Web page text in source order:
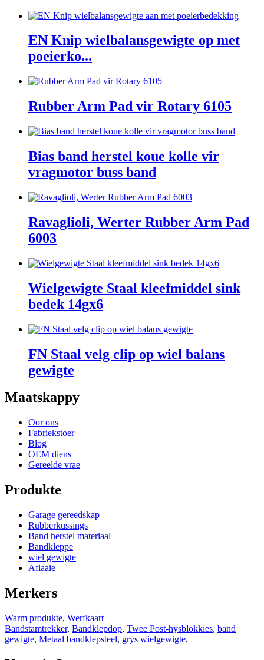
EN Knip wielbalansgewigte op met
poeierko...
Rubber Arm Pad vir Rotary 6105
Bias band herstel koue kolle vir
vragmotor buss band
Ravaglioli, Werter Rubber Arm Pad
6003
Wielgewigte Staal kleefmiddel sink
bedek 14gx6
FN Staal velg clip op wiel balans
gewigte
Maatskappy
Oor ons
Fabriekstoer
Blog
OEM diens
Gereelde vrae
Produkte
Garage gereedskap
Rubberkussings
Band herstel materiaal
Bandkleppe
wiel gewigte
Aflaaie
Merkers
Warm produkte, Werfkaart
Bandstamtrekker, Bandklepdop, Twee Post-hysblokkies, band
gewigte, Metaal bandklepsteel, grys wielgewigte,